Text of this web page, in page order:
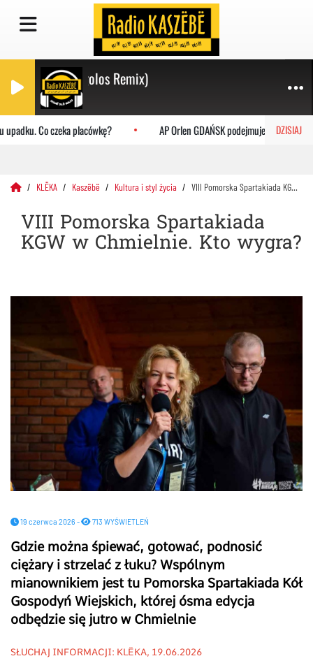
(Royal Gigolos Remix)
DZISIAJ
Co czeka placówkę? AP Orlen GDAŃSK podejmuje Uniwersytet
KLËKA Kaszëbë Kultura i styl życia VIII Pomorska Spartakiada KGW w Chmielnie. Kto wygra?
VIII Pomorska Spartakiada
KGW w Chmielnie. Kto wygra?
19 czerwca 2026 - 713 WYŚWIETLEŃ
Gdzie można śpiewać, gotować, podnosić
ciężary i strzelać z łuku? Wspólnym
mianownikiem jest tu Pomorska Spartakiada Kół
Gospodyń Wiejskich, której ósma edycja
odbędzie się jutro w Chmielnie
SŁUCHAJ INFORMACJI: KLËKA, 19.06.2026